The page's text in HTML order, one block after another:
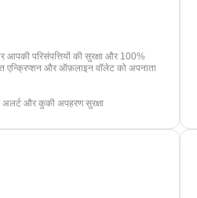
आपकी परिसंपत्तियों की सुरक्षा और 100%
एन्क्रिप्शन और ऑफ़लाइन वॉलेट को अपनाता
अलर्ट और कुकी अपहरण सुरक्षा